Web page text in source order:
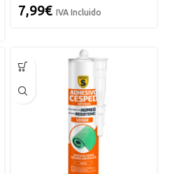
7,99€ IVA Incluido